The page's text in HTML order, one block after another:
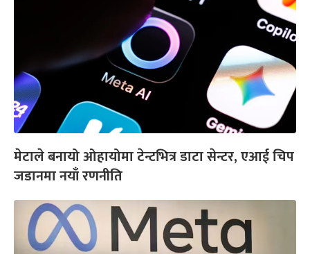
मेटाले बनायो ओहायोमा टेन्टभित्र डाटा सेन्टर, एआई चिप
जडानमा नयाँ रणनीति